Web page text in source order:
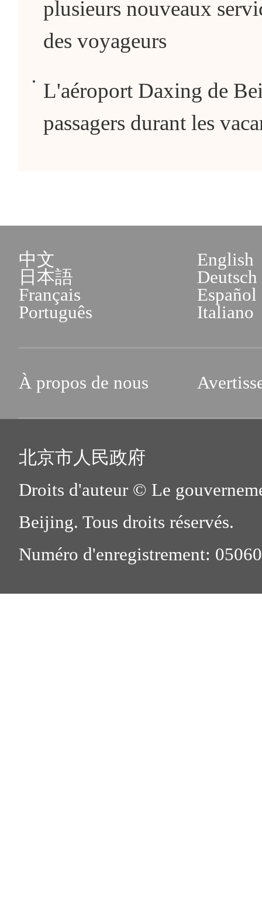
plusieurs nouveaux
des voyageurs
L'aéroport Daxing de
passagers durant les
中文
English
日本語
Deutsch
Français
Español
Português
Italiano
À propos de nous
北京市人民政府
Droits d'auteur © Le
Beijing. Tous droits réservés.
Numéro d'enregistrement: